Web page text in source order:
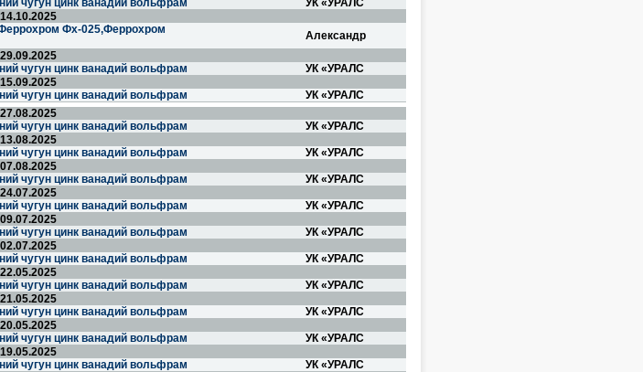
чугун цинк ванадий вольфрам
УК «УРАЛС
14.10.2025
Фх-025,Феррохром
Александр
29.09.2025
чугун цинк ванадий вольфрам
УК «УРАЛС
15.09.2025
чугун цинк ванадий вольфрам
УК «УРАЛС
27.08.2025
чугун цинк ванадий вольфрам
УК «УРАЛС
13.08.2025
чугун цинк ванадий вольфрам
УК «УРАЛС
07.08.2025
чугун цинк ванадий вольфрам
УК «УРАЛС
24.07.2025
чугун цинк ванадий вольфрам
УК «УРАЛС
09.07.2025
чугун цинк ванадий вольфрам
УК «УРАЛС
02.07.2025
чугун цинк ванадий вольфрам
УК «УРАЛС
22.05.2025
чугун цинк ванадий вольфрам
УК «УРАЛС
21.05.2025
чугун цинк ванадий вольфрам
УК «УРАЛС
20.05.2025
чугун цинк ванадий вольфрам
УК «УРАЛС
19.05.2025
чугун цинк ванадий вольфрам
УК «УРАЛС